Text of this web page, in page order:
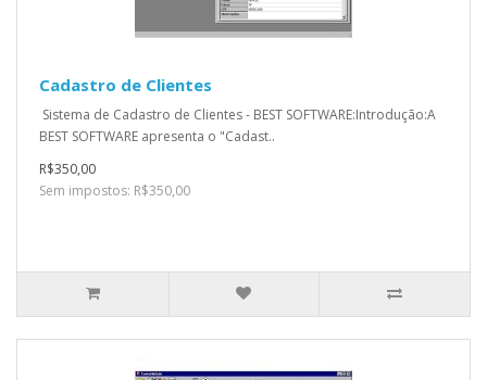
Cadastro de Clientes
Sistema de Cadastro de Clientes - BEST SOFTWARE:Introdução:A
BEST SOFTWARE apresenta o "Cadast..
R$350,00
Sem impostos: R$350,00